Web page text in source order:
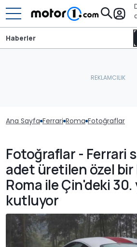
Haberler
Ana Sayfa Ferrari Roma Fotoğraflar
Fotoğraflar - Ferrari
adet üretilen özel bir
Roma ile Çin'deki 30.
kutluyor